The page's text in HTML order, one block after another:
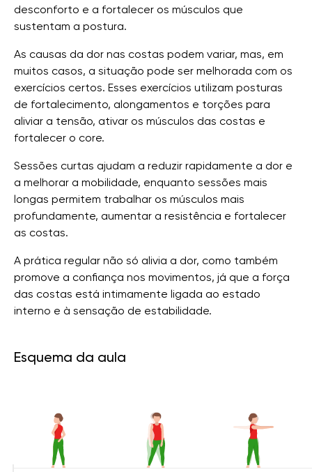
desconforto e a fortalecer os músculos que
sustentam a postura.
As causas da dor nas costas podem variar, mas, em
muitos casos, a situação pode ser melhorada com os
exercícios certos. Esses exercícios utilizam posturas
de fortalecimento, alongamentos e torções para
aliviar a tensão, ativar os músculos das costas e
fortalecer o core.
Sessões curtas ajudam a reduzir rapidamente a dor e
a melhorar a mobilidade, enquanto sessões mais
longas permitem trabalhar os músculos mais
profundamente, aumentar a resistência e fortalecer
as costas.
A prática regular não só alivia a dor, como também
promove a confiança nos movimentos, já que a força
das costas está intimamente ligada ao estado
interno e à sensação de estabilidade.
Esquema da aula